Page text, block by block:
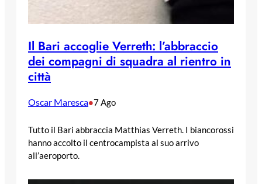
Il Bari accoglie Verreth: l’abbraccio
dei compagni di squadra al rientro in
città
Oscar Maresca•7 Ago
Tutto il Bari abbraccia Matthias Verreth. I biancorossi
hanno accolto il centrocampista al suo arrivo
all’aeroporto.